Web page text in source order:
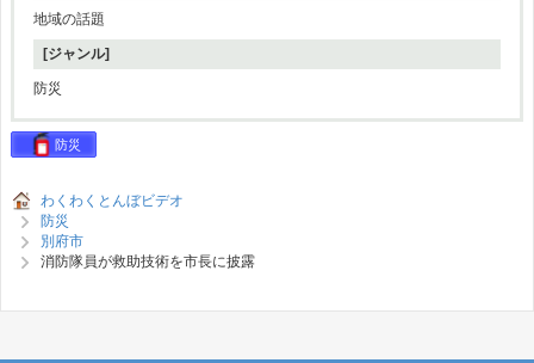
地域の話題
[ジャンル]
防災
防災
わくわくとんぼビデオ
防災
別府市
消防隊員が救助技術を市長に披露